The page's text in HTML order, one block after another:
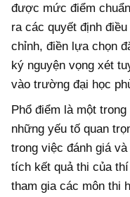
được mức điểm
ra các quyết định điều
chỉnh, điền lựa chọn
ký nguyện vọng xét
vào trường đại học
Phổ điểm là một trong
những yếu tố quan
trong việc đánh giá và
tích kết quả thi của
tham gia các môn thi